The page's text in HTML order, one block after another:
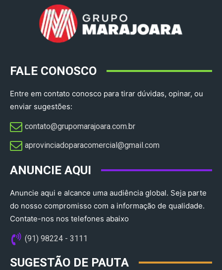
FALE CONOSCO
Entre em contato conosco para tirar dúvidas, opinar, ou
enviar sugestões:
contato@grupomarajoara.com.br
aprovinciadoparacomercial@gmail.com​
ANUNCIE AQUI
Anuncie aqui e alcance uma audiência global. Seja parte
do nosso compromisso com a informação de qualidade.
Contate-nos nos telefones abaixo
(91) 98224 - 3111
SUGESTÃO DE PAUTA